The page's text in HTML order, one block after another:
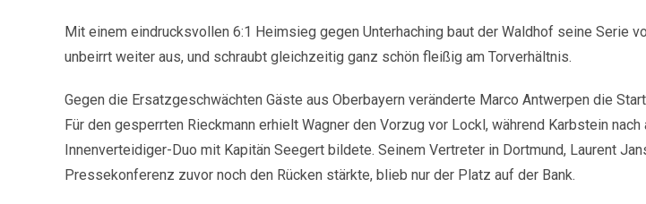
Mit einem eindrucksvollen 6:1 Heimsieg gegen Unterhaching baut der Waldhof seine Serie
unbeirrt weiter aus, und schraubt gleichzeitig ganz schön fleißig am Torverhältnis.
Gegen die Ersatzgeschwächten Gäste aus Oberbayern veränderte Marco Antwerpen die
Für den gesperrten Rieckmann erhielt Wagner den Vorzug vor Lockl, während Karbstein
Innenverteidiger-Duo mit Kapitän Seegert bildete. Seinem Vertreter in Dortmund, Laurent
Pressekonferenz zuvor noch den Rücken stärkte, blieb nur der Platz auf der Bank.